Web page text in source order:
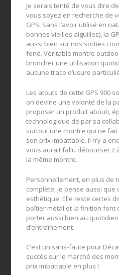
Je serais tenté de vous dire
vous soyez en recherche de
GPS. Sans l’avoir utilisé en
bonnes vieilles aiguilles), la
aussi bien sur nos sorties
fond. Véritable montre
broncher une utilisation
aucune trace d’usure
Les atouts de cette GPS 900
on devine une volonté de la
proposer un produit abouti,
technologique de par sa
surtout une montre qui ne
son prix imbattable. Il n’y a
vous aurait fallu débourser 2
la même montre.
Personnellement, en plus de
complète, je pense aussi que
esthétique. Elle reste certes
boîtier métal et la finition font
porter aussi bien au
d’entraînement.
C’est un sans-faute pour
succès sur le marché des
prix imbattable en plus !